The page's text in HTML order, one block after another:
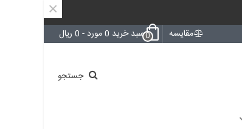
×
مقایسه 0سبد خرید 0مورد - 0 ریال
جستجو